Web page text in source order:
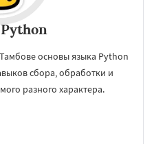
основы языка Python
сбора, обработки и
разного характера.